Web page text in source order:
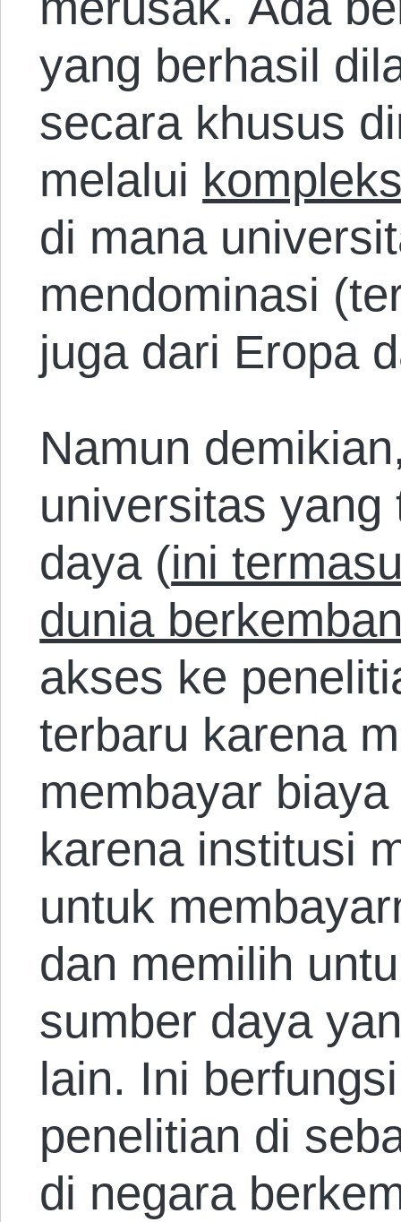
yang berhasil
secara khusus
melalui
di mana
mendominasi
juga dari Eropa
Namun
universitas
daya (ini
dunia
akses ke
terbaru karena
membayar
karena institusi
untuk
dan memilih
sumber daya
lain. Ini
penelitian di
di negara